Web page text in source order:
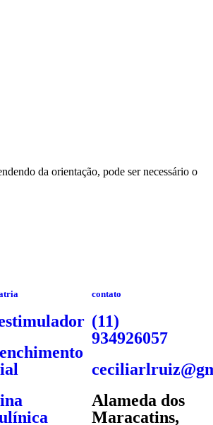
da orientação, pode ser necessário o
contato
(11)
934926057
Alameda dos
Maracatins,